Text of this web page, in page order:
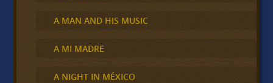
A MAN AND HIS MUSIC
A MI MADRE
A NIGHT IN MÉXICO